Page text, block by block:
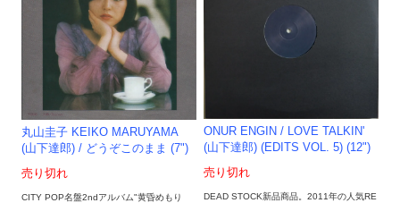
丸山圭子 KEIKO MARUYAMA
(山下達郎) / どうぞこのまま (7")
売り切れ
CITY POP名盤2ndアルバム"黄昏めもり
ONUR ENGIN / LOVE TALKIN'
(山下達郎) (EDITS VOL. 5) (12")
売り切れ
DEAD STOCK新品商品。2011年の人気RE